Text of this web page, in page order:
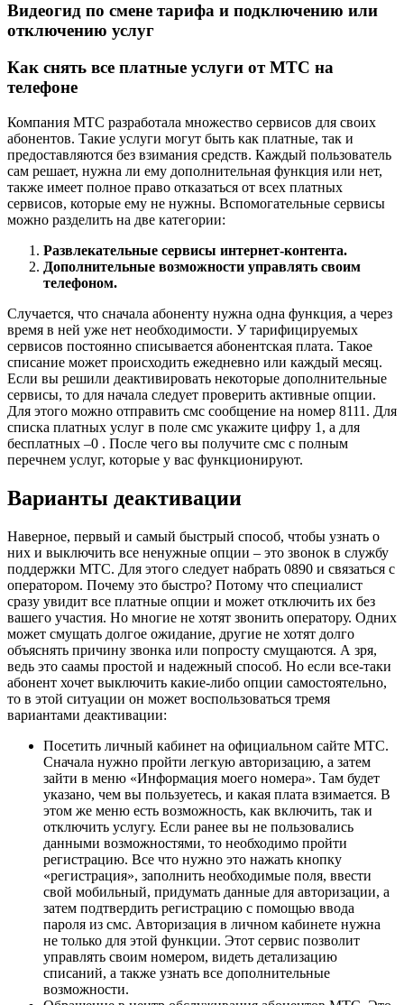
Видеогид по смене тарифа и подключению или
отключению услуг
Как снять все платные услуги от МТС на
телефоне
Компания МТС разработала множество сервисов для своих
абонентов. Такие услуги могут быть как платные, так и
предоставляются без взимания средств. Каждый пользователь
сам решает, нужна ли ему дополнительная функция или нет,
также имеет полное право отказаться от всех платных
сервисов, которые ему не нужны. Вспомогательные сервисы
можно разделить на две категории:
Развлекательные сервисы интернет-контента.
Дополнительные возможности управлять своим
телефоном.
Случается, что сначала абоненту нужна одна функция, а через
время в ней уже нет необходимости. У тарифицируемых
сервисов постоянно списывается абонентская плата. Такое
списание может происходить ежедневно или каждый месяц.
Если вы решили деактивировать некоторые дополнительные
сервисы, то для начала следует проверить активные опции.
Для этого можно отправить смс сообщение на номер 8111. Для
списка платных услуг в поле смс укажите цифру 1, а для
бесплатных –0 . После чего вы получите смс с полным
перечнем услуг, которые у вас функционируют.
Варианты деактивации
Наверное, первый и самый быстрый способ, чтобы узнать о
них и выключить все ненужные опции – это звонок в службу
поддержки МТС. Для этого следует набрать 0890 и связаться с
оператором. Почему это быстро? Потому что специалист
сразу увидит все платные опции и может отключить их без
вашего участия. Но многие не хотят звонить оператору. Одних
может смущать долгое ожидание, другие не хотят долго
объяснять причину звонка или попросту смущаются. А зря,
ведь это саамы простой и надежный способ. Но если все-таки
абонент хочет выключить какие-либо опции самостоятельно,
то в этой ситуации он может воспользоваться тремя
вариантами деактивации:
Посетить личный кабинет на официальном сайте МТС.
Сначала нужно пройти легкую авторизацию, а затем
зайти в меню «Информация моего номера». Там будет
указано, чем вы пользуетесь, и какая плата взимается. В
этом же меню есть возможность, как включить, так и
отключить услугу. Если ранее вы не пользовались
данными возможностями, то необходимо пройти
регистрацию. Все что нужно это нажать кнопку
«регистрация», заполнить необходимые поля, ввести
свой мобильный, придумать данные для авторизации, а
затем подтвердить регистрацию с помощью ввода
пароля из смс. Авторизация в личном кабинете нужна
не только для этой функции. Этот сервис позволит
управлять своим номером, видеть детализацию
списаний, а также узнать все дополнительные
возможности.